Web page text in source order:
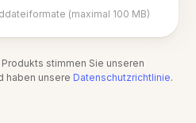
(maximal 100 MB)
stimmen Sie unseren
haben unsere Datenschutzrichtlinie.